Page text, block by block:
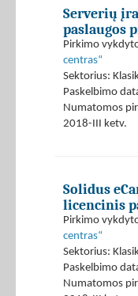
Serverių
paslaugos
Pirkimo
centras“
Sektorius:
Paskelbimo
Numatomos
2018-III ketv.
Solidus
licencinis
Pirkimo
centras“
Sektorius:
Paskelbimo
Numatomos